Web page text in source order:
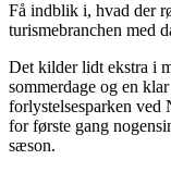
Få indblik i, hvad der
turismebranchen med
Det kilder lidt ekstra i
sommerdage og en
forlystelsesparken
for første gang
sæson.